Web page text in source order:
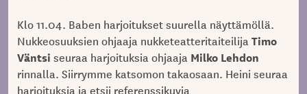
Klo 11.04. Baben harjoitukset suurella näyttämöllä.
Nukkeosuuksien ohjaaja nukketeatteritaiteilijaTimo
Väntsi seuraa harjoituksia ohjaaja Milko Lehdon
rinnalla. Siirrymme katsomon takaosaan. Heini seuraa
harjoituksia ja etsii referenssikuvia